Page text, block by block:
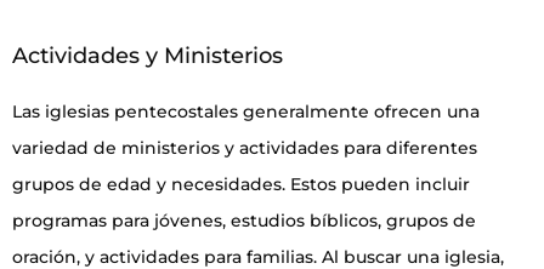
Actividades y Ministerios
Las iglesias pentecostales generalmente ofrecen una
variedad de ministerios y actividades para diferentes
grupos de edad y necesidades. Estos pueden incluir
programas para jóvenes, estudios bíblicos, grupos de
oración, y actividades para familias. Al buscar una iglesia,